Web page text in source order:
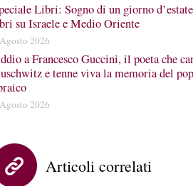
Libri: Sogno di un giorno
su Israele e Medio Oriente
2026
a Francesco Guccini, il poeta che
e tenne viva la memoria del
2026
Articoli correlati